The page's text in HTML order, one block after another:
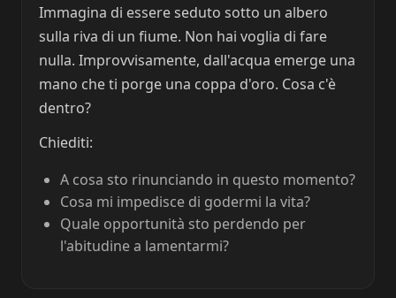
Immagina di essere seduto sotto un albero
sulla riva di un fiume. Non hai voglia di fare
nulla. Improvvisamente, dall'acqua emerge una
mano che ti porge una coppa d'oro. Cosa c'è
dentro?
Chiediti:
A cosa sto rinunciando in questo momento?
Cosa mi impedisce di godermi la vita?
Quale opportunità sto perdendo per
l'abitudine a lamentarmi?